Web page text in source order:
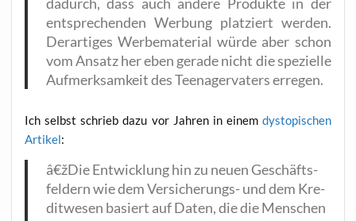
ent­spre­chen­den Wer­bung plat­ziert wer­den.
Der­ar­ti­ges Wer­be­ma­te­ri­al wür­de aber schon
vom Ansatz her eben gera­de nicht die spe­zi­el­le
Auf­merk­sam­keit des Teen­ager­va­ters erregen.
Ich selbst schrieb dazu vor Jah­ren in einem dys­to­pi­schen
Arti­kel:
â€žDie Ent­wick­lung hin zu neu­en Geschäfts­
fel­dern wie dem Ver­si­che­rungs- und dem Kre­
dit­we­sen basiert auf Daten, die die Men­schen